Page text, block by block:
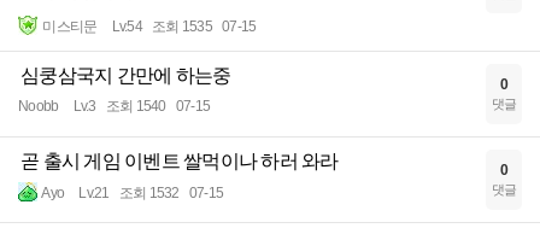
미스티문 Lv.54 조회 1535 07-15
심쿵삼국지 간만에 하는중
Noobb Lv.3 조회 1540 07-15
0
댓글
곧 출시 게임 이벤트 쌀먹이나 하러 와라
Ayo Lv.21 조회 1532 07-15
0
댓글